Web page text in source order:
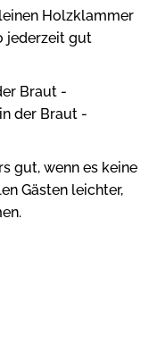
Holzklammer
jederzeit gut
Braut -
der Braut -
gut, wenn es keine
Gästen leichter,